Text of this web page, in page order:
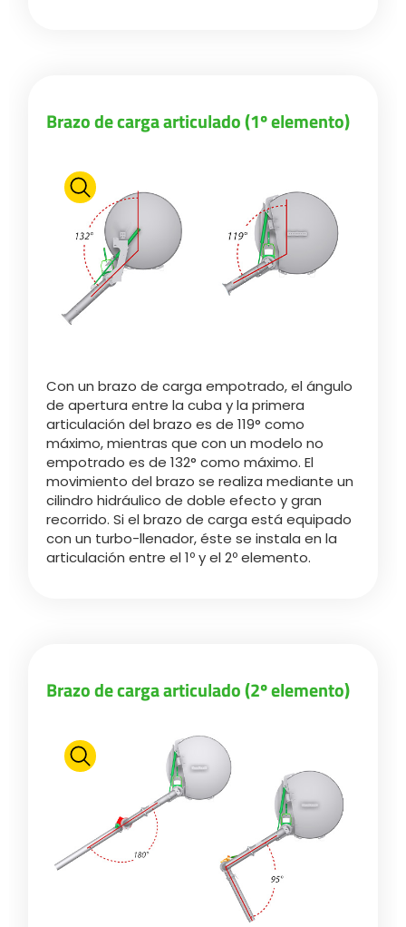
Brazo de carga articulado (1º elemento)
Con un brazo de carga empotrado, el ángulo
de apertura entre la cuba y la primera
articulación del brazo es de 119° como
máximo, mientras que con un modelo no
empotrado es de 132° como máximo. El
movimiento del brazo se realiza mediante un
cilindro hidráulico de doble efecto y gran
recorrido. Si el brazo de carga está equipado
con un turbo-llenador, éste se instala en la
articulación entre el 1º y el 2º elemento.
Brazo de carga articulado (2º elemento)